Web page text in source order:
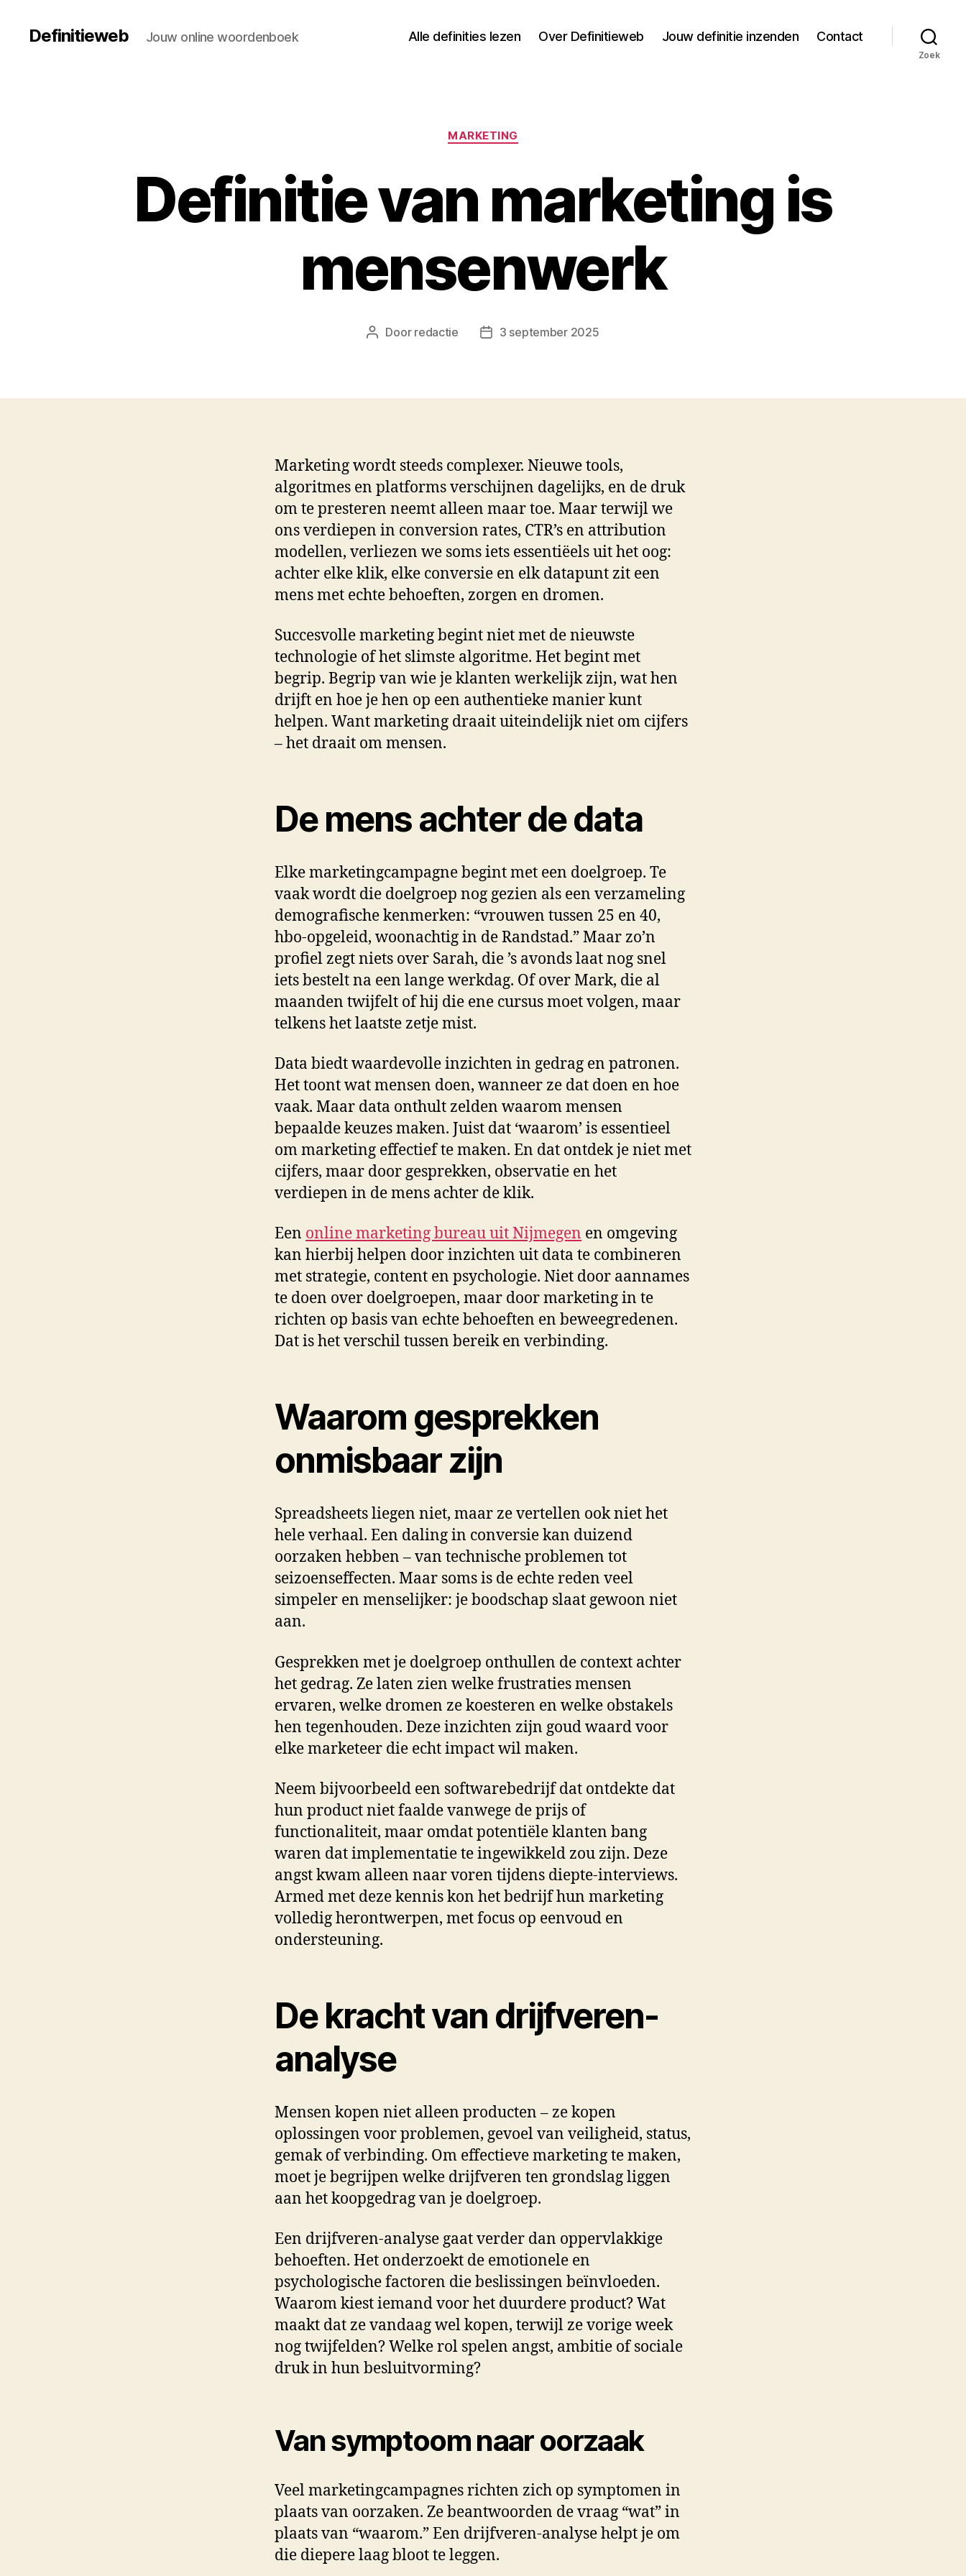
Definitieweb Jouw online woordenboek Alle definities lezen Over Definitieweb Jouw definitie inzenden Contact
Zoek
Categorieën
MARKETING
Definitie van marketing is
mensenwerk
Berichtauteur
Door redactie Berichtdatum
3 september 2025
Marketing wordt steeds complexer. Nieuwe tools,
algoritmes en platforms verschijnen dagelijks, en de druk
om te presteren neemt alleen maar toe. Maar terwijl we
ons verdiepen in conversion rates, CTR’s en attribution
modellen, verliezen we soms iets essentiëels uit het oog:
achter elke klik, elke conversie en elk datapunt zit een
mens met echte behoeften, zorgen en dromen.
Succesvolle marketing begint niet met de nieuwste
technologie of het slimste algoritme. Het begint met
begrip. Begrip van wie je klanten werkelijk zijn, wat hen
drijft en hoe je hen op een authentieke manier kunt
helpen. Want marketing draait uiteindelijk niet om cijfers
– het draait om mensen.
De mens achter de data
Elke marketingcampagne begint met een doelgroep. Te
vaak wordt die doelgroep nog gezien als een verzameling
demografische kenmerken: “vrouwen tussen 25 en 40,
hbo-opgeleid, woonachtig in de Randstad.” Maar zo’n
profiel zegt niets over Sarah, die ’s avonds laat nog snel
iets bestelt na een lange werkdag. Of over Mark, die al
maanden twijfelt of hij die ene cursus moet volgen, maar
telkens het laatste zetje mist.
Data biedt waardevolle inzichten in gedrag en patronen.
Het toont wat mensen doen, wanneer ze dat doen en hoe
vaak. Maar data onthult zelden waarom mensen
bepaalde keuzes maken. Juist dat ‘waarom’ is essentieel
om marketing effectief te maken. En dat ontdek je niet met
cijfers, maar door gesprekken, observatie en het
verdiepen in de mens achter de klik.
Een online marketing bureau uit Nijmegen en omgeving
kan hierbij helpen door inzichten uit data te combineren
met strategie, content en psychologie. Niet door aannames
te doen over doelgroepen, maar door marketing in te
richten op basis van echte behoeften en beweegredenen.
Dat is het verschil tussen bereik en verbinding.
Waarom gesprekken
onmisbaar zijn
Spreadsheets liegen niet, maar ze vertellen ook niet het
hele verhaal. Een daling in conversie kan duizend
oorzaken hebben – van technische problemen tot
seizoenseffecten. Maar soms is de echte reden veel
simpeler en menselijker: je boodschap slaat gewoon niet
aan.
Gesprekken met je doelgroep onthullen de context achter
het gedrag. Ze laten zien welke frustraties mensen
ervaren, welke dromen ze koesteren en welke obstakels
hen tegenhouden. Deze inzichten zijn goud waard voor
elke marketeer die echt impact wil maken.
Neem bijvoorbeeld een softwarebedrijf dat ontdekte dat
hun product niet faalde vanwege de prijs of
functionaliteit, maar omdat potentiële klanten bang
waren dat implementatie te ingewikkeld zou zijn. Deze
angst kwam alleen naar voren tijdens diepte-interviews.
Armed met deze kennis kon het bedrijf hun marketing
volledig herontwerpen, met focus op eenvoud en
ondersteuning.
De kracht van drijfveren-
analyse
Mensen kopen niet alleen producten – ze kopen
oplossingen voor problemen, gevoel van veiligheid, status,
gemak of verbinding. Om effectieve marketing te maken,
moet je begrijpen welke drijfveren ten grondslag liggen
aan het koopgedrag van je doelgroep.
Een drijfveren-analyse gaat verder dan oppervlakkige
behoeften. Het onderzoekt de emotionele en
psychologische factoren die beslissingen beïnvloeden.
Waarom kiest iemand voor het duurdere product? Wat
maakt dat ze vandaag wel kopen, terwijl ze vorige week
nog twijfelden? Welke rol spelen angst, ambitie of sociale
druk in hun besluitvorming?
Van symptoom naar oorzaak
Veel marketingcampagnes richten zich op symptomen in
plaats van oorzaken. Ze beantwoorden de vraag “wat” in
plaats van “waarom.” Een drijfveren-analyse helpt je om
die diepere laag bloot te leggen.